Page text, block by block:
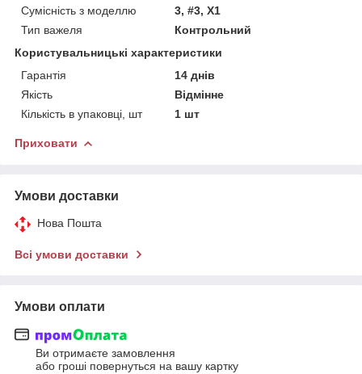
Сумісність з моделлю
3, #3, X1
Тип важеля
Контрольний
Користувальницькі характеристики
Гарантія
14 днів
Якість
Відмінне
Кількість в упаковці, шт
1 шт
Приховати
Умови доставки
Нова Пошта
Всі умови доставки
Умови оплати
Ви отримаєте замовлення
або гроші повернуться на вашу картку